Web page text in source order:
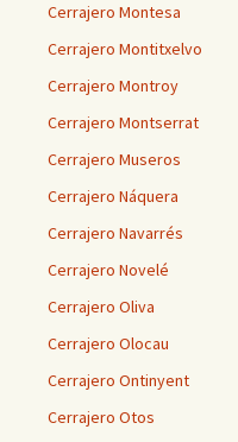
Cerrajero Montesa
Cerrajero Montitxelvo
Cerrajero Montroy
Cerrajero Montserrat
Cerrajero Museros
Cerrajero Náquera
Cerrajero Navarrés
Cerrajero Novelé
Cerrajero Oliva
Cerrajero Olocau
Cerrajero Ontinyent
Cerrajero Otos